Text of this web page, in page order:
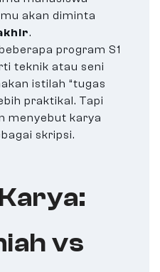
akan diminta
.
program S1
teknik atau seni
istilah “tugas
praktikal. Tapi
menyebut karya
skripsi.
vs